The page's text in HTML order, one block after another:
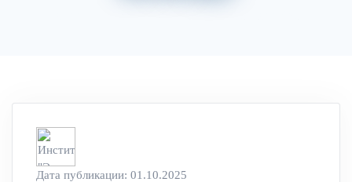
Дата публикации: 01.10.2025